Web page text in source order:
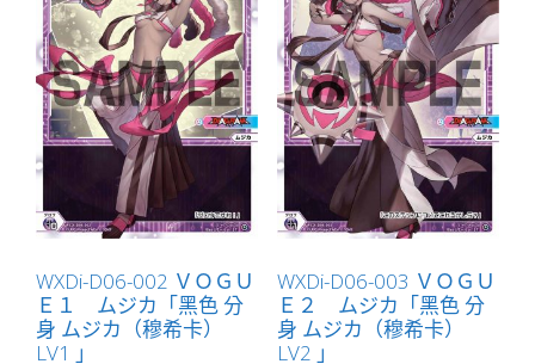
WXDi-D06-002 ＶＯＧＵ
Ｅ１ ムジカ「黑色 分
身 ムジカ（穆希卡）
LV1 」
WXDi-D06-003 ＶＯＧＵ
Ｅ２ ムジカ「黑色 分
身 ムジカ（穆希卡）
LV2 」